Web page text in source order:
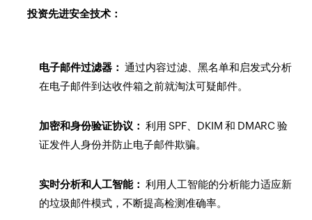
投资先进安全技术：
电子邮件过滤器： 通过内容过滤、黑名单和启发式分析
在电子邮件到达收件箱之前就淘汰可疑邮件。
加密和身份验证协议：利用 SPF、DKIM 和 DMARC 验
证发件人身份并防止电子邮件欺骗。
实时分析和人工智能： 利用人工智能的分析能力适应新
的垃圾邮件模式，不断提高检测准确率。